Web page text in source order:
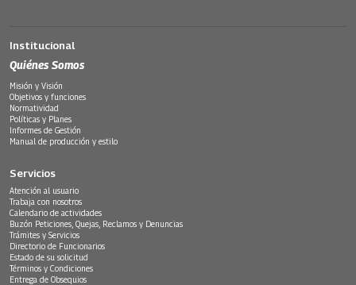
Institucional
Quiénes Somos
Misión y Visión
Objetivos y funciones
Normatividad
Políticas y Planes
Informes de Gestión
Manual de producción y estilo
Servicios
Atención al usuario
Trabaja con nosotros
Calendario de actividades
Buzón Peticiones, Quejas, Reclamos y Denuncias
Trámites y Servicios
Directorio de Funcionarios
Estado de su solicitud
Términos y Condiciones
Entrega de Obsequios